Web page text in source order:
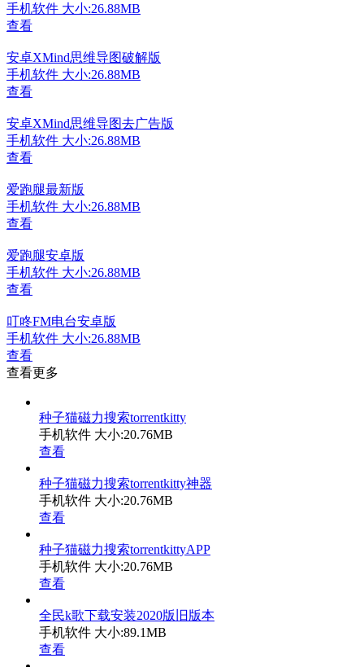
手机软件 大小:26.88MB
查看
安卓XMind思维导图破解版
手机软件 大小:26.88MB
查看
安卓XMind思维导图去广告版
手机软件 大小:26.88MB
查看
爱跑腿最新版
手机软件 大小:26.88MB
查看
爱跑腿安卓版
手机软件 大小:26.88MB
查看
叮咚FM电台安卓版
手机软件 大小:26.88MB
查看
查看更多
种子猫磁力搜索torrentkitty
手机软件 大小:20.76MB
查看
种子猫磁力搜索torrentkitty神器
手机软件 大小:20.76MB
查看
种子猫磁力搜索torrentkittyAPP
手机软件 大小:20.76MB
查看
全民k歌下载安装2020版旧版本
手机软件 大小:89.1MB
查看